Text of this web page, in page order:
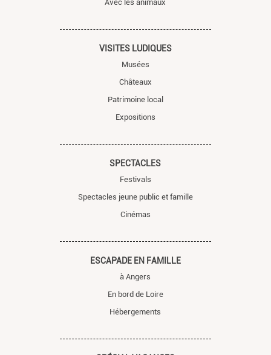
Avec les animaux
VISITES LUDIQUES
Musées
Châteaux
Patrimoine local
Expositions
SPECTACLES
Festivals
Spectacles jeune public et famille
Cinémas
ESCAPADE EN FAMILLE
à Angers
En bord de Loire
Hébergements